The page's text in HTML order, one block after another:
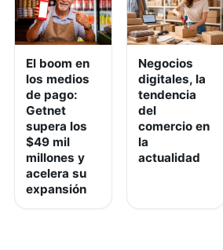
El boom en
los medios
de pago:
Getnet
supera los
$49 mil
millones y
acelera su
expansión
Negocios
digitales, la
tendencia
del
comercio en
la
actualidad